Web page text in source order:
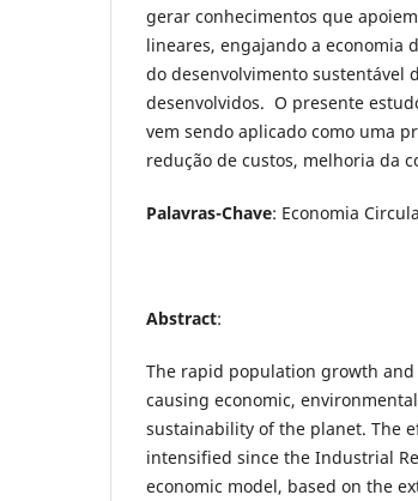
gerar conhecimentos que
lineares, engajando a economia
do desenvolvimento sustentável
desenvolvidos. O presente
vem sendo aplicado como uma
redução de custos, melhoria da
Palavras-Chave: Economia
Abstract:
The rapid population growth
causing economic,
sustainability of the planet. The
intensified since the Industrial
economic model, based on the